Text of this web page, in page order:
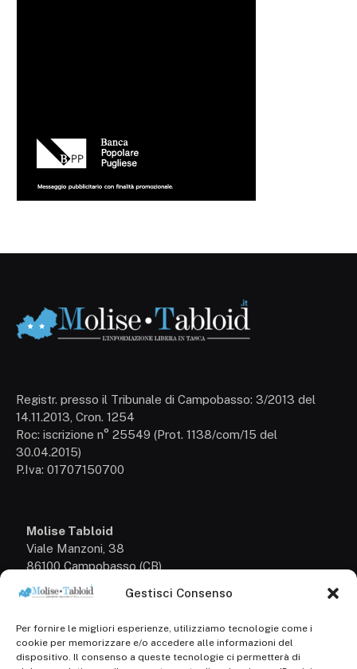
Gestisci Consenso
Per fornire le migliori esperienze, utilizziamo tecnologie come i
cookie per memorizzare e/o accedere alle informazioni del
dispositivo. Il consenso a queste tecnologie ci permetterà di
Registr. presso il Tribunale di Campobasso: 3/2013 del
14.11.2013, Cron. 1254
Roc: iscrizione n° 25549 (Prot. 1138/com/15 del
30.04.2015)
P.Iva: 01707150700
Molise Tabloid
Viale Manzoni, 38
86100 Campobasso (CB)
+39 3333169466
Scrivici a:
info@molisetabloid.it